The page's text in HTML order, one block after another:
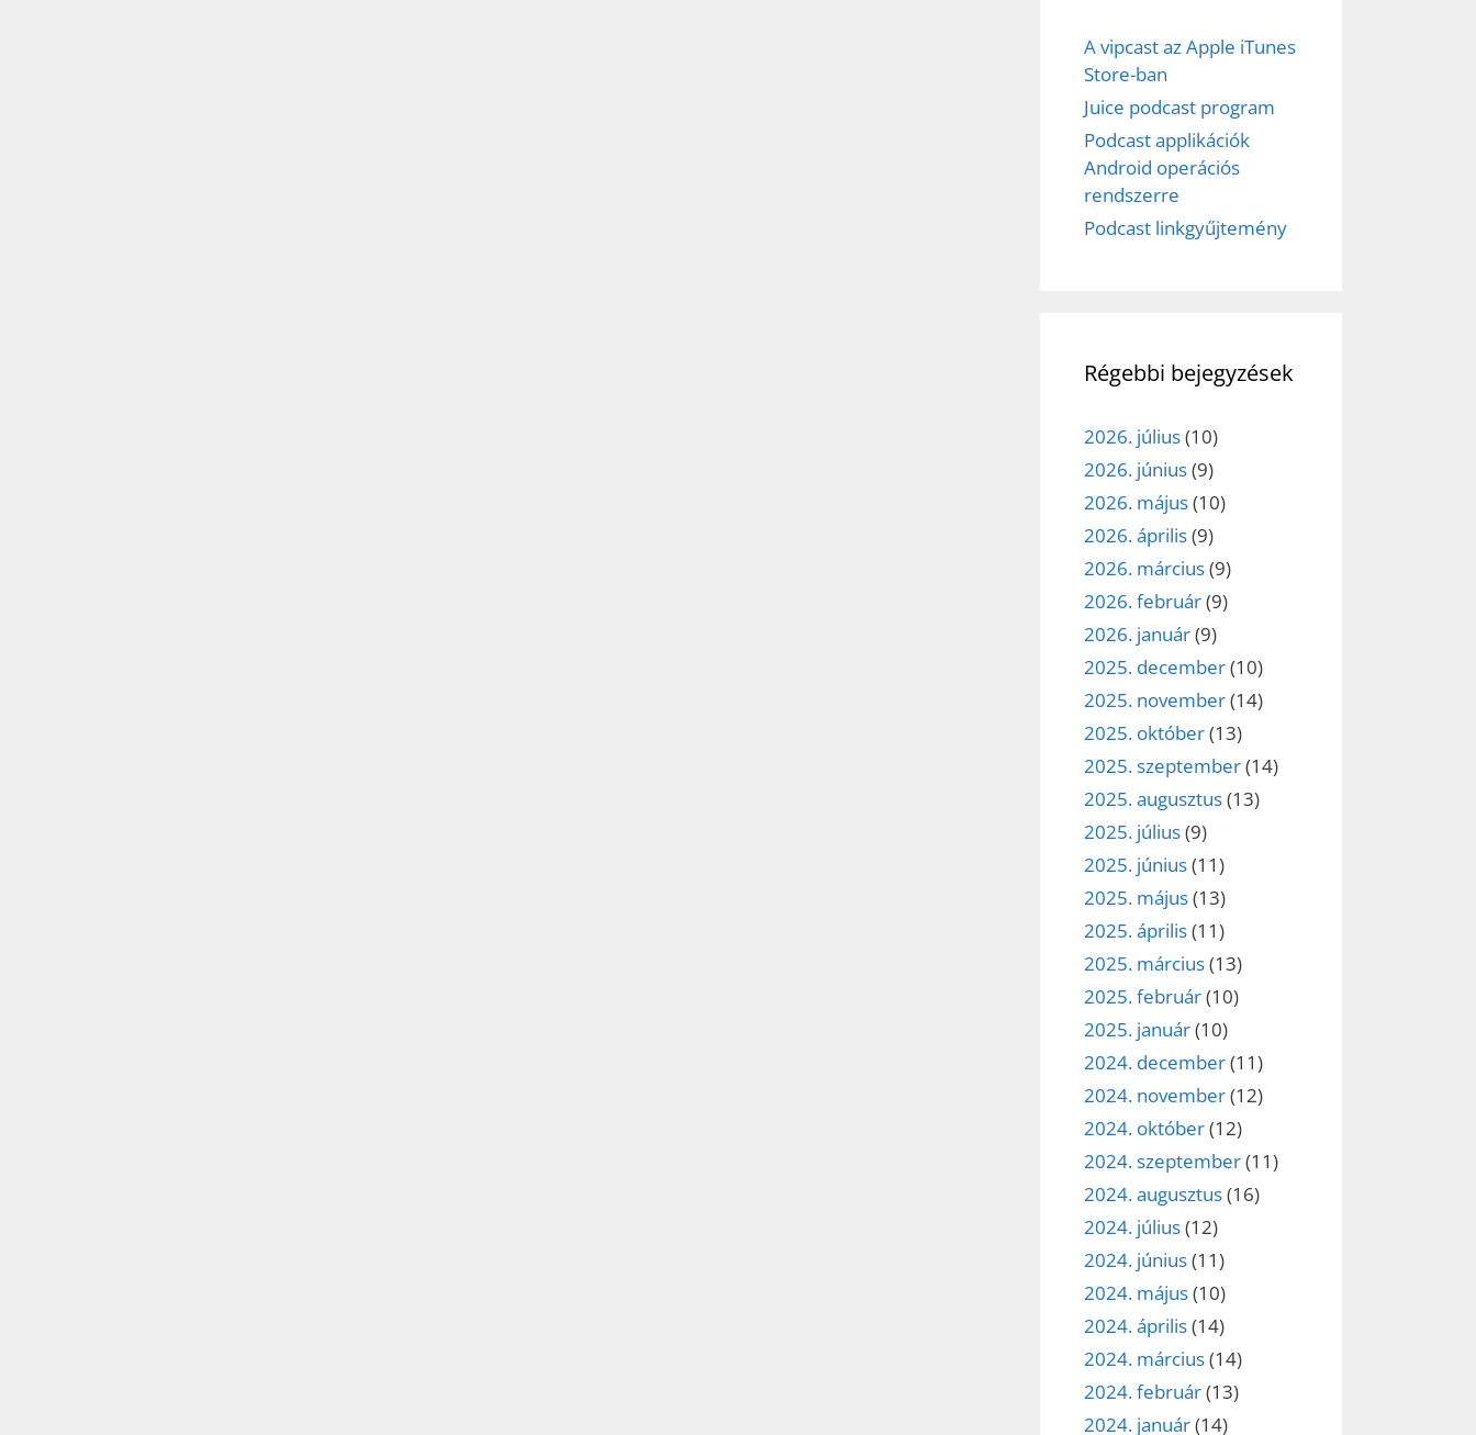
A vipcast az Apple iTunes
Store-ban
Juice podcast program
Podcast applikációk
Android operációs
rendszerre
Podcast linkgyűjtemény
Régebbi bejegyzések
2026. július(10)
2026. június(9)
2026. május(10)
2026. április(9)
2026. március(9)
2026. február(9)
2026. január(9)
2025. december(10)
2025. november(14)
2025. október(13)
2025. szeptember(14)
2025. augusztus(13)
2025. július(9)
2025. június(11)
2025. május(13)
2025. április(11)
2025. március(13)
2025. február(10)
2025. január(10)
2024. december(11)
2024. november(12)
2024. október(12)
2024. szeptember(11)
2024. augusztus(16)
2024. július(12)
2024. június(11)
2024. május(10)
2024. április(14)
2024. március(14)
2024. február(13)
2024. január(14)